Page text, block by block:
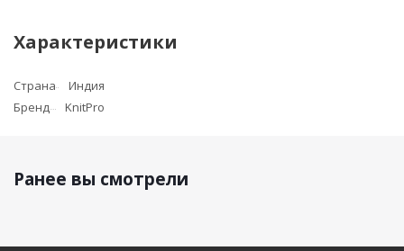
Характеристики
Страна
Индия
Бренд
KnitPro
Ранее вы смотрели